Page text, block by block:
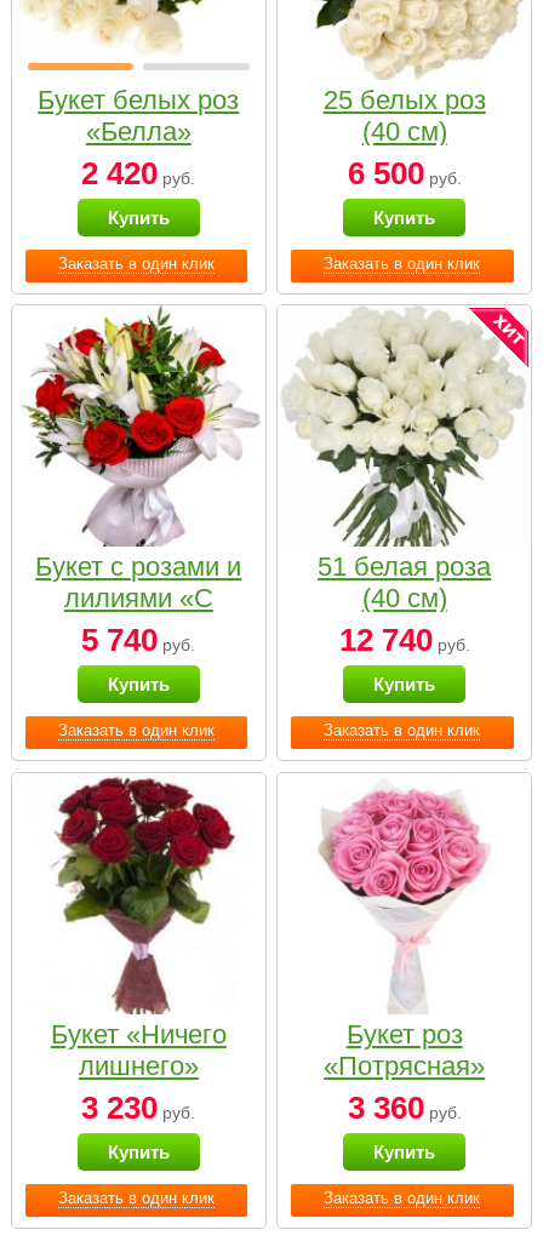
Заказать в один клик
Букет белых роз
«Белла»
2 420 руб.
Купить
Заказать в один клик
25 белых роз
(40 см)
6 500руб.
Купить
Заказать в один клик
Букет с розами и
лилиями «С
наилучшими
пожеланиями»
5 740 руб.
Купить
Заказать в один клик
51 белая роза
(40 см)
12 740руб.
Купить
Заказать в один клик
Букет «Ничего
лишнего»
3 230 руб.
Купить
Заказать в один клик
Букет роз
«Потрясная»
3 360руб.
Купить